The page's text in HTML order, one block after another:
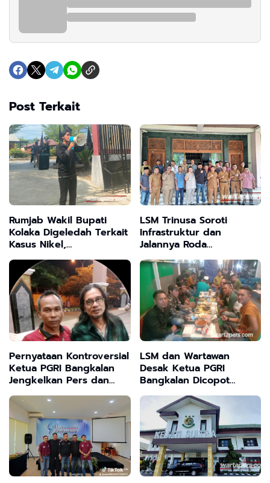
Post Terkait
Rumjab Wakil Bupati
Kolaka Digeledah Terkait
Kasus Nikel,
HIPPERMAKU Desak
Bupati Segera Buka
Suara
LSM Trinusa Soroti
Infrastruktur dan
Jalannya Roda
Pemerintahan Bangkalan
Pernyataan Kontroversial
Ketua PGRI Bangkalan
Jengkelkan Pers dan
LSM, Aksi Demo 700
Orang Tetap Digelar
LSM dan Wartawan
Desak Ketua PGRI
Bangkalan Dicopot
Terkait Transparansi
Anggaran